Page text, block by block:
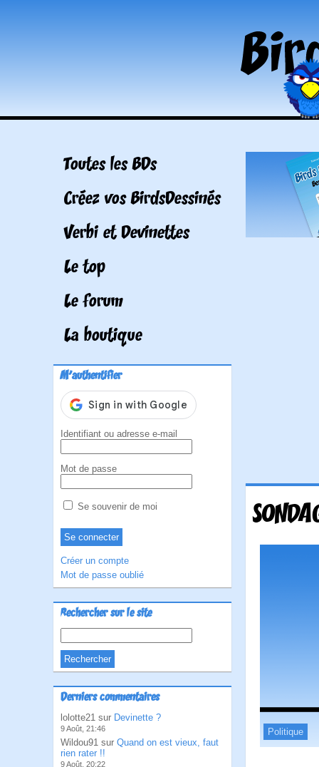
Toutes les BDs
Créez vos BirdsDessinés
Verbi et Devinettes
Le top
Le forum
La boutique
M'authentifier
Identifiant ou adresse e-mail
Mot de passe
Se souvenir de moi
Créer un compte
Mot de passe oublié
Rechercher sur le site
Derniers commentaires
lolotte21 sur Devinette ?
9 Août, 21:46
Wildou91 sur Quand on est vieux, faut
rien rater !!
9 Août, 20:22
Politique